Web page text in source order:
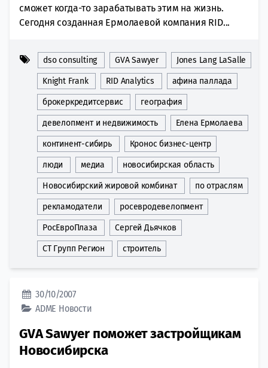
сможет когда-то зарабатывать этим на жизнь.
Сегодня созданная Ермолаевой компания RID...
dso consulting GVA Sawyer Jones Lang LaSalle
Knight Frank RID Analytics афина паллада
брокеркредитсервис география
девелопмент и недвижимость Елена Ермолаева
континент-сибирь Кронос бизнес-центр
люди медиа новосибирская область
Новосибирский жировой комбинат по отраслям
рекламодатели росевродевелопмент
РосЕвроПлаза Сергей Дьячков
СТ Групп Регион строитель
30/10/2007
ADME Новости
GVA Sawyer поможет застройщикам
Новосибирска